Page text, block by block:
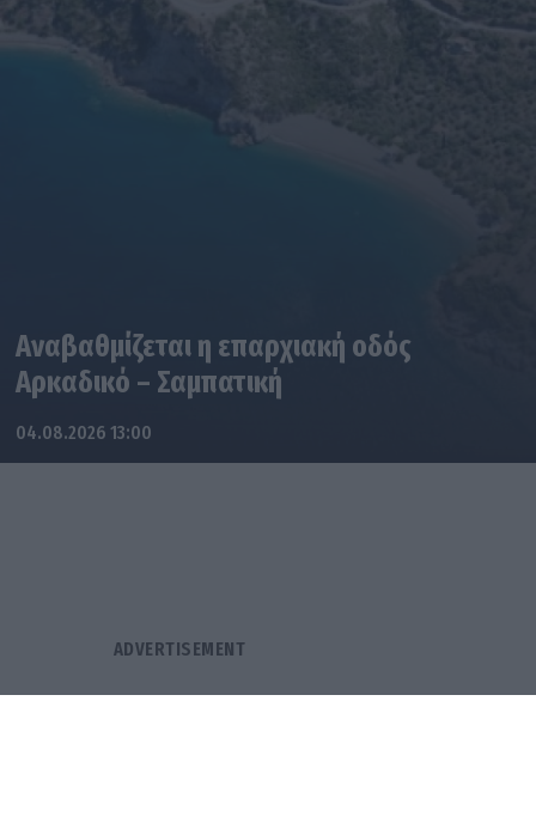
Αναβαθμίζεται η επαρχιακή οδός
Αρκαδικό – Σαμπατική
04.08.2026 13:00